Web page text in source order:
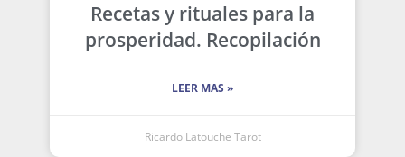
Recetas y rituales para la
prosperidad. Recopilación
LEER MAS »
Ricardo Latouche Tarot